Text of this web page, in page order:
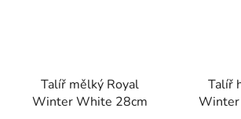
Talíř mělký Royal
Winter White 28cm
Talíř